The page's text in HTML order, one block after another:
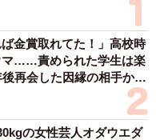
る感じを隠そうともし
度は引き落とし銀行に
わかる。でも、
ものを解約したいと言
ば金賞取れてた！」高校時
マ……責められた学生は楽
再会した因縁の相手から
の女性芸人オダウエダ